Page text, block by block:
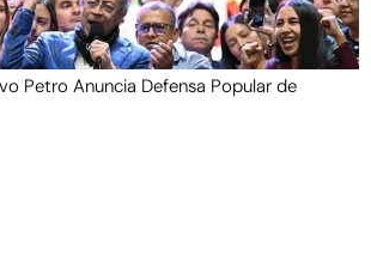
Petro Anuncia Defensa Popular de